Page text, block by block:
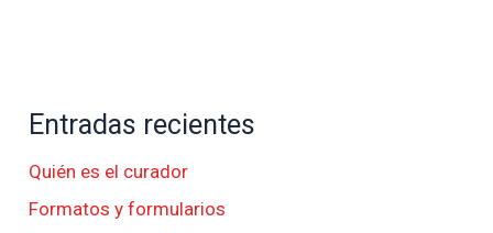
Entradas recientes
Quién es el curador
Formatos y formularios